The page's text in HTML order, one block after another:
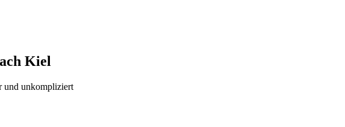
Kiel
und unkompliziert